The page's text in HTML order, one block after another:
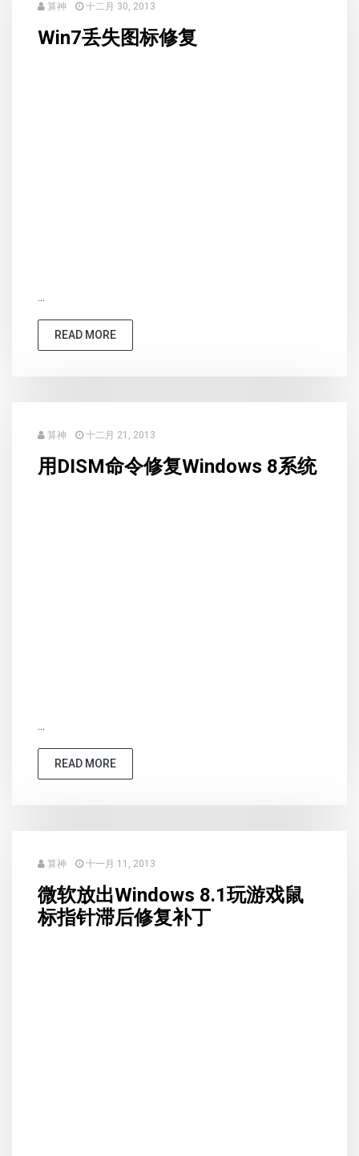
算神 十二月 30, 2013
Win7丢失图标修复
...
READ MORE
算神 十二月 21, 2013
用DISM命令修复Windows 8系统
...
READ MORE
算神 十一月 11, 2013
微软放出Windows 8.1玩游戏鼠
标指针滞后修复补丁